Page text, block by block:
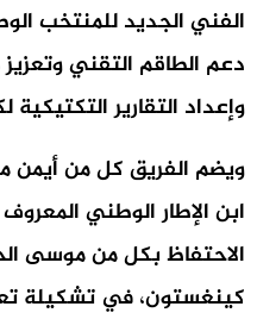
الفني الجديد للمنتخب
دعم الطاقم التقني وتعزيز
وإعداد التقارير التكتيكية
ويضم الفريق كل منأيمن
ابن الإطار الوطني
الاحتفاظ بكل منموسى
كينغستون، في تشكيلة